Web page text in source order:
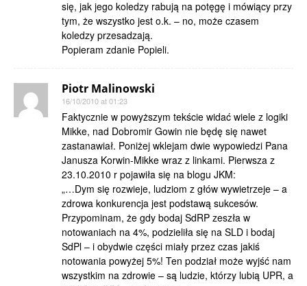
się, jak jego koledzy rabują na potęgę i mówiący przy
tym, że wszystko jest o.k. – no, może czasem
koledzy przesadzają.
Popieram zdanie Popieli.
Piotr Malinowski
16/10/2010 at 01:23
Faktycznie w powyższym tekście widać wiele z logiki
Mikke, nad Dobromir Gowin nie będę się nawet
zastanawiał. Poniżej wklejam dwie wypowiedzi Pana
Janusza Korwin-Mikke wraz z linkami. Pierwsza z
23.10.2010 r pojawiła się na blogu JKM:
„…Dym się rozwieje, ludziom z głów wywietrzeje – a
zdrowa konkurencja jest podstawą sukcesów.
Przypominam, że gdy bodaj SdRP zeszła w
notowaniach na 4%, podzieliła się na SLD i bodaj
SdPl – i obydwie części miały przez czas jakiś
notowania powyżej 5%! Ten podział może wyjść nam
wszystkim na zdrowie – są ludzie, którzy lubią UPR, a